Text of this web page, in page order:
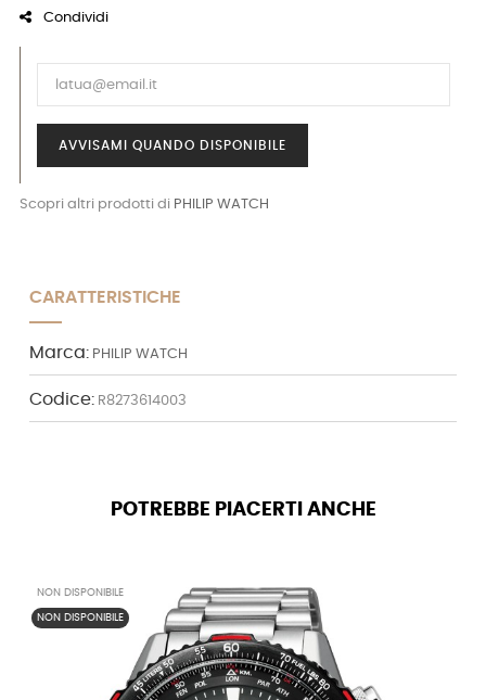
Condividi
AVVISAMI QUANDO DISPONIBILE
Scopri altri prodotti di PHILIP WATCH
CARATTERISTICHE
Marca: PHILIP WATCH
Codice: R8273614003
POTREBBE PIACERTI ANCHE
NON DISPONIBILE
NON DISPONIBILE